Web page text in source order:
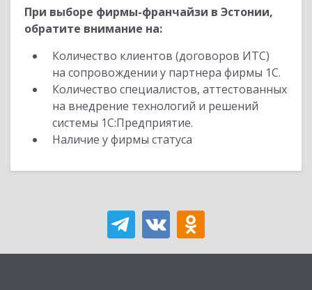
При выборе фирмы-франчайзи в Эстонии,
обратите внимание на:
Количество клиентов (договоров ИТС)
на сопровождении у партнера фирмы 1С.
Количество специалистов, аттестованных
на внедрение технологий и решений
системы 1С:Предприятие.
Наличие у фирмы статуса